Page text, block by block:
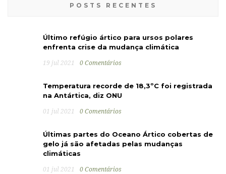
POSTS RECENTES
Último refúgio ártico para ursos polares
enfrenta crise da mudança climática
19 jul 2021 0 Comentários
Temperatura recorde de 18,3ºC foi registrada
na Antártica, diz ONU
01 jul 2021 0 Comentários
Últimas partes do Oceano Ártico cobertas de
gelo já são afetadas pelas mudanças
climáticas
01 jul 2021 0 Comentários